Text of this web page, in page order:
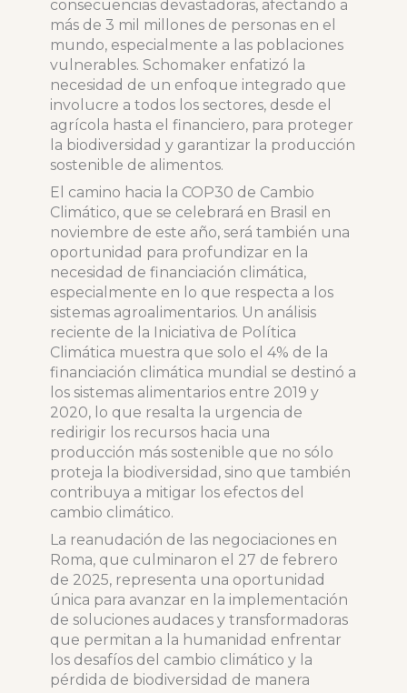
consecuencias devastadoras, afectando a
más de 3 mil millones de personas en el
mundo, especialmente a las poblaciones
vulnerables. Schomaker enfatizó la
necesidad de un enfoque integrado que
involucre a todos los sectores, desde el
agrícola hasta el financiero, para proteger
la biodiversidad y garantizar la producción
sostenible de alimentos.
El camino hacia la COP30 de Cambio
Climático, que se celebrará en Brasil en
noviembre de este año, será también una
oportunidad para profundizar en la
necesidad de financiación climática,
especialmente en lo que respecta a los
sistemas agroalimentarios. Un análisis
reciente de la Iniciativa de Política
Climática muestra que solo el 4% de la
financiación climática mundial se destinó a
los sistemas alimentarios entre 2019 y
2020, lo que resalta la urgencia de
redirigir los recursos hacia una
producción más sostenible que no sólo
proteja la biodiversidad, sino que también
contribuya a mitigar los efectos del
cambio climático.
La reanudación de las negociaciones en
Roma, que culminaron el 27 de febrero
de 2025, representa una oportunidad
única para avanzar en la implementación
de soluciones audaces y transformadoras
que permitan a la humanidad enfrentar
los desafíos del cambio climático y la
pérdida de biodiversidad de manera